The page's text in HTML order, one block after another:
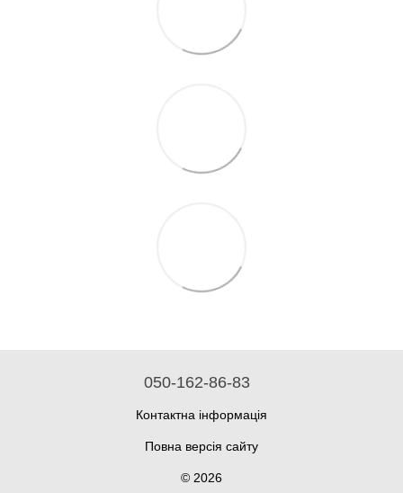
050-162-86-83
Контактна інформація
Повна версія сайту
© 2026